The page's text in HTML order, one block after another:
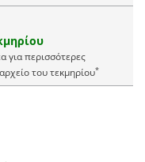
για περισσότερες
του τεκμηρίου*